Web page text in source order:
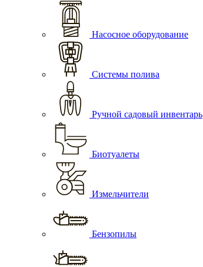
Насосное оборудование
Системы полива
Ручной садовый инвентарь
Биотуалеты
Измельчители
Бензопилы